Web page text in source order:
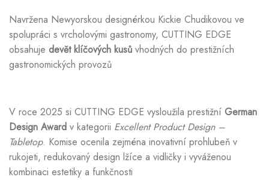
Navržena Newyorskou designérkou Kickie Chudikovou ve
spolupráci s vrcholovými gastronomy, CUTTING EDGE
obsahuje devět klíčových kusů vhodných do prestižních
gastronomických provozů
V roce 2025 si CUTTING EDGE vysloužila prestižní German
Design Award v kategorii Excellent Product Design –
Tabletop. Komise ocenila zejména inovativní prohlubeň v
rukojeti, redukovaný design lžíce a vidličky i vyváženou
kombinaci estetiky a funkčnosti